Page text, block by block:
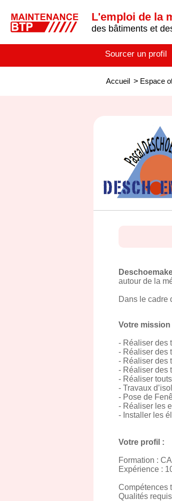
L'emploi de la
des bâtiments et
Sourcer un profil
Accueil > Espace
autour de la
Dans le cadre
Votre mission
- Réaliser des
- Réaliser des
- Réaliser des
- Réaliser des
- Réaliser
- Travaux
- Pose de
- Réaliser les
- Installer les
Votre profil :
Formation :
Expérience :
Compétences
Qualités